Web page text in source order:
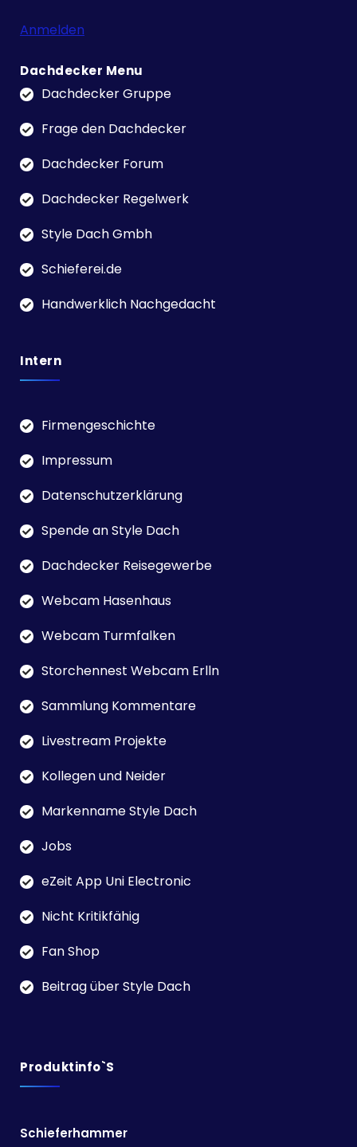
Anmelden
Dachdecker Menu
Dachdecker Gruppe
Frage den Dachdecker
Dachdecker Forum
Dachdecker Regelwerk
Style Dach Gmbh
Schieferei.de
Handwerklich Nachgedacht
Intern
Firmengeschichte
Impressum
Datenschutzerklärung
Spende an Style Dach
Dachdecker Reisegewerbe
Webcam Hasenhaus
Webcam Turmfalken
Storchennest Webcam Erlln
Sammlung Kommentare
Livestream Projekte
Kollegen und Neider
Markenname Style Dach
Jobs
eZeit App Uni Electronic
Nicht Kritikfähig
Fan Shop
Beitrag über Style Dach
Produktinfo`s
Schieferhammer